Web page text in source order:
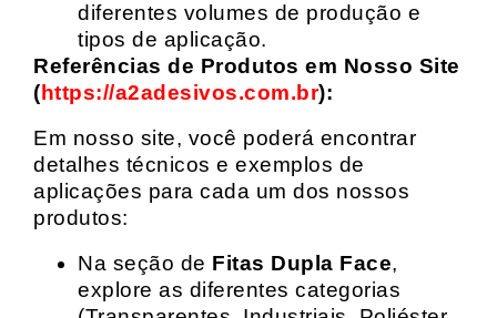
diferentes volumes de produção e
tipos de aplicação.
Referências de Produtos em Nosso Site
(https://a2adesivos.com.br):
Em nosso site, você poderá encontrar
detalhes técnicos e exemplos de
aplicações para cada um dos nossos
produtos:
Na seção de Fitas Dupla Face,
explore as diferentes categorias